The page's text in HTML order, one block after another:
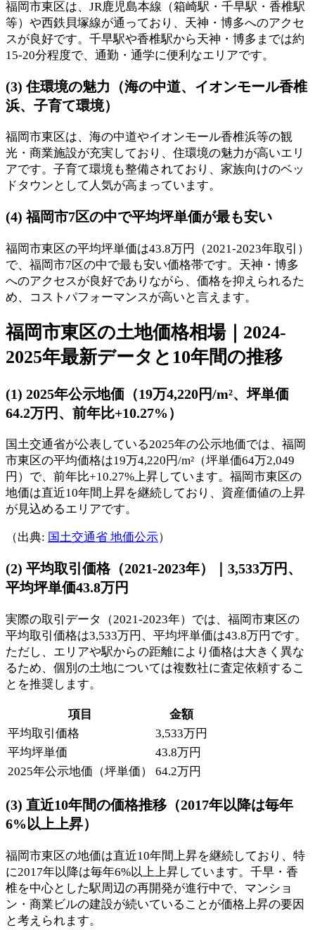
福岡市東区は、JR鹿児島本線（箱崎駅・千早駅・香椎駅
等）や西鉄貝塚線が通っており、天神・博多へのアクセ
スが良好です。千早駅や香椎駅から天神・博多までは約
15-20分程度で、通勤・通学に便利なエリアです。
(3) 住環境の魅力（海の中道、イオンモール香椎
浜、子育て環境）
福岡市東区は、海の中道やイオンモール香椎浜等の観
光・商業施設が充実しており、住環境の魅力が高いエリ
アです。子育て環境も整備されており、家族向けのベッ
ドタウンとして人気が高まっています。
(4) 福岡市7区の中で平均坪単価が最も安い
福岡市東区の平均坪単価は43.8万円（2021-2023年取引）
で、福岡市7区の中で最も安い価格帯です。天神・博多
へのアクセスが良好でありながら、価格を抑えられるた
め、コストパフォーマンスが高いと言えます。
福岡市東区の土地価格相場｜2024-
2025年最新データと10年間の推移
(1) 2025年公示地価（19万4,220円/m²、坪単価
64.2万円、前年比+10.27%）
国土交通省が公表している2025年の公示地価では、福岡
市東区の平均価格は19万4,220円/m²（坪単価64万2,049
円）で、前年比+10.27%上昇しています。福岡市東区の
地価は直近10年間上昇を継続しており、資産価値の上昇
が見込めるエリアです。
（出典: 国土交通省 地価公示）
(2) 平均取引価格（2021-2023年）｜3,533万円、
平均坪単価43.8万円
実際の取引データ（2021-2023年）では、福岡市東区の
平均取引価格は3,533万円、平均坪単価は43.8万円です。
ただし、エリアや駅からの距離により価格は大きく異な
るため、個別の土地については複数社に査定依頼するこ
とを推奨します。
項目
金額
平均取引価格
3,533万円
平均坪単価
43.8万円
2025年公示地価（坪単価）
64.2万円
(3) 直近10年間の価格推移（2017年以降は毎年
6%以上上昇）
福岡市東区の地価は直近10年間上昇を継続しており、特
に2017年以降は毎年6%以上上昇しています。千早・香
椎を中心とした駅周辺の再開発が進行中で、マンショ
ン・商業ビルの建設が続いていることが価格上昇の要因
と考えられます。